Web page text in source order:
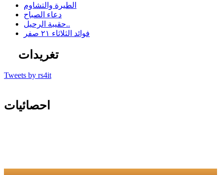
الطيرة والتشاوم
دعاء الصباح
حقيبة الرحيل..
فوائد الثلاثاء ٢١ صفر
تغريدات
Tweets by rs4it
احصائيات